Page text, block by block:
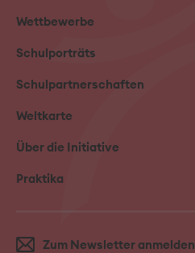
Wettbewerbe
Schulporträts
Schulpartnerschaften
Weltkarte
Über die Initiative
Praktika
Zum Newsletter anmelden